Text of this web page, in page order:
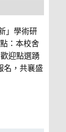
」學術研
：本校舍
迎點選踴
名，共襄盛